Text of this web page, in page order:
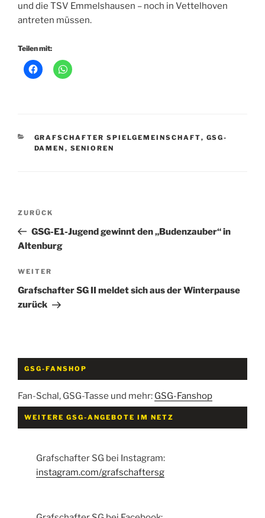
und die TSV Emmelshausen – noch in Vettelhoven
antreten müssen.
Teilen mit:
KATEGORIEN
GRAFSCHAFTER SPIELGEMEINSCHAFT, GSG-
DAMEN , SENIOREN
Beitragsnavigation
Vorheriger
Beitrag
ZURÜCK
GSG-E1-Jugend gewinnt den „Budenzauber“ in
Altenburg
Nächster
Beitrag
WEITER
Grafschafter SG II meldet sich aus der Winterpause
zurück
GSG-FANSHOP
Fan-Schal, GSG-Tasse und mehr: GSG-Fanshop
WEITERE GSG-ANGEBOTE IM NETZ
Grafschafter SG bei Instagram:
instagram.com/grafschaftersg